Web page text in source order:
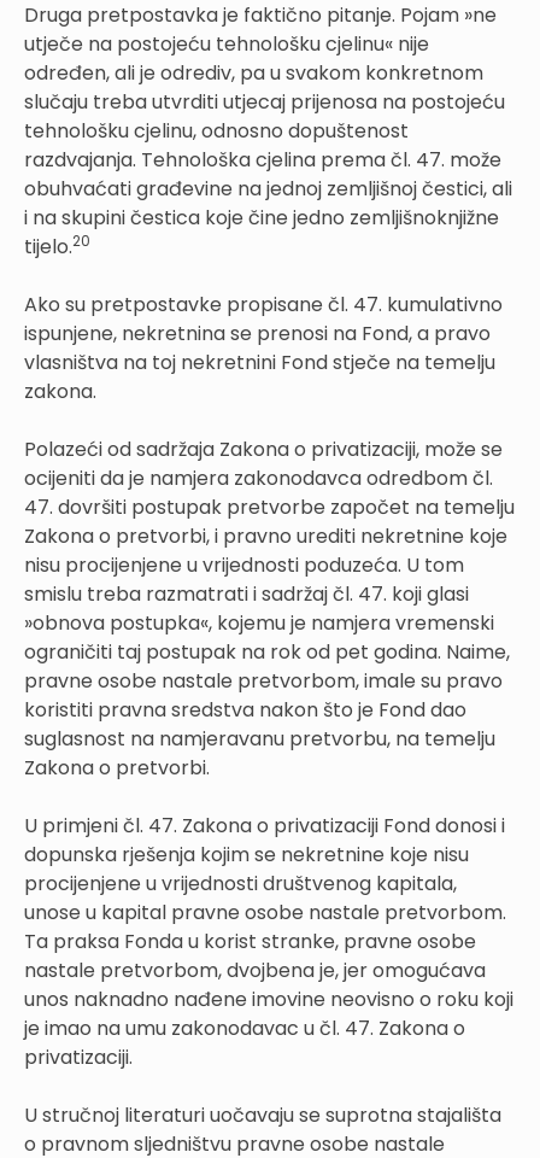
Druga pretpostavka je faktično pitanje. Pojam »ne
utječe na postojeću tehnološku cjelinu« nije
određen, ali je odrediv, pa u svakom konkretnom
slučaju treba utvrditi utjecaj prijenosa na postojeću
tehnološku cjelinu, odnosno dopuštenost
razdvajanja. Tehnološka cjelina prema čl. 47. može
obuhvaćati građevine na jednoj zemljišnoj čestici, ali
i na skupini čestica koje čine jedno zemljišnoknjižne
tijelo.20
Ako su pretpostavke propisane čl. 47. kumulativno
ispunjene, nekretnina se prenosi na Fond, a pravo
vlasništva na toj nekretnini Fond stječe na temelju
zakona.
Polazeći od sadržaja Zakona o privatizaciji, može se
ocijeniti da je namjera zakonodavca odredbom čl.
47. dovršiti postupak pretvorbe započet na temelju
Zakona o pretvorbi, i pravno urediti nekretnine koje
nisu procijenjene u vrijednosti poduzeća. U tom
smislu treba razmatrati i sadržaj čl. 47. koji glasi
»obnova postupka«, kojemu je namjera vremenski
ograničiti taj postupak na rok od pet godina. Naime,
pravne osobe nastale pretvorbom, imale su pravo
koristiti pravna sredstva nakon što je Fond dao
suglasnost na namjeravanu pretvorbu, na temelju
Zakona o pretvorbi.
U primjeni čl. 47. Zakona o privatizaciji Fond donosi i
dopunska rješenja kojim se nekretnine koje nisu
procijenjene u vrijednosti društvenog kapitala,
unose u kapital pravne osobe nastale pretvorbom.
Ta praksa Fonda u korist stranke, pravne osobe
nastale pretvorbom, dvojbena je, jer omogućava
unos naknadno nađene imovine neovisno o roku koji
je imao na umu zakonodavac u čl. 47. Zakona o
privatizaciji.
U stručnoj literaturi uočavaju se suprotna stajališta
o pravnom sljedništvu pravne osobe nastale